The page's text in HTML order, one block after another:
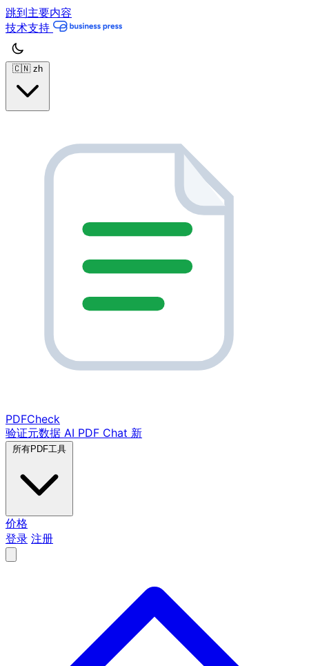
跳到主要内容
技术支持
🇨🇳 zh
PDFCheck
验证元数据 AI PDF Chat 新
所有PDF工具
价格
登录 注册